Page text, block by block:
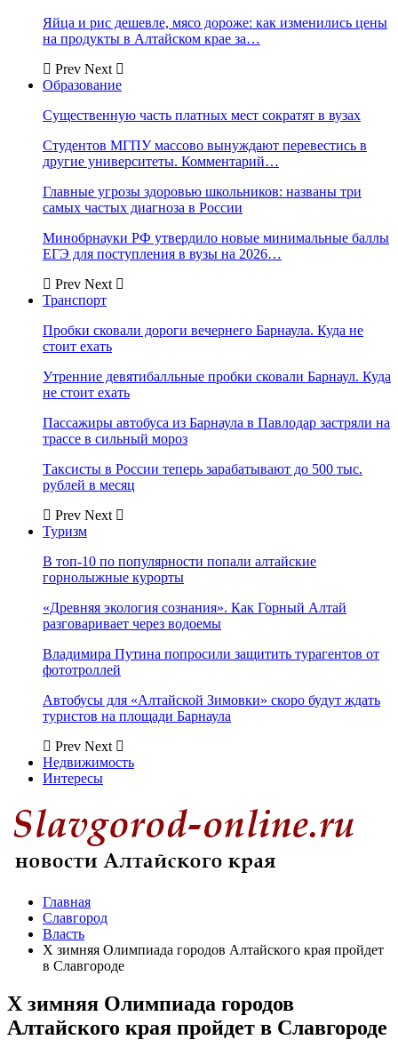
Яйца и рис дешевле, мясо дороже: как изменились цены
на продукты в Алтайском крае за…
Prev Next
Образование
Существенную часть платных мест сократят в вузах
Студентов МГПУ массово вынуждают перевестись в
другие университеты. Комментарий…
Главные угрозы здоровью школьников: названы три
самых частых диагноза в России
Минобрнауки РФ утвердило новые минимальные баллы
ЕГЭ для поступления в вузы на 2026…
Prev Next
Транспорт
Пробки сковали дороги вечернего Барнаула. Куда не
стоит ехать
Утренние девятибалльные пробки сковали Барнаул. Куда
не стоит ехать
Пассажиры автобуса из Барнаула в Павлодар застряли на
трассе в сильный мороз
Таксисты в России теперь зарабатывают до 500 тыс.
рублей в месяц
Prev Next
Туризм
В топ-10 по популярности попали алтайские
горнолыжные курорты
«Древняя экология сознания». Как Горный Алтай
разговаривает через водоемы
Владимира Путина попросили защитить турагентов от
фототроллей
Автобусы для «Алтайской Зимовки» скоро будут ждать
туристов на площади Барнаула
Prev Next
Недвижимость
Интересы
Главная
Славгород
Власть
Х зимняя Олимпиада городов Алтайского края пройдет
в Славгороде
Х зимняя Олимпиада городов
Алтайского края пройдет в Славгороде